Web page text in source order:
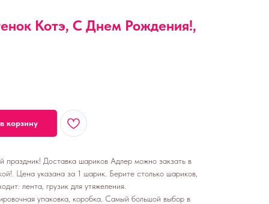
Котэ, С Днем Рождения!,
корзину
праздник! Доставка шариков Адлер можно закзать в
Цена указана за 1 шарик. Берите столько шариков,
лента, грузик для утяжеления.
упаковка, коробка. Самый большой выбор в